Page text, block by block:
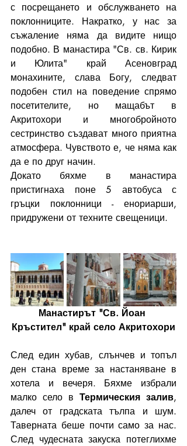
с посрещането и обслужването на
поклонниците. Накратко, у нас за
съжаление няма да видите нищо
подобно. В манастира "Св. св. Кирик
и Юлита" край Асеновград
монахините, слава Богу, следват
подобен стил на поведение спрямо
посетителите, но мащабът в
Акритохори и многобройното
сестринство създават много приятна
атмосфера. Чувството е, че няма как
да е по друг начин.
Докато бяхме в манастира
пристигнаха поне 5 автобуса с
гръцки поклонници - енориарши,
придружени от техните свещеници.
Манастирът "Св. Йоан
Кръстител" край село Акритохори
След един хубав, слънчев и топъл
ден стана време за настаняване в
хотела и вечеря. Бяхме избрали
малко село в Термическия залив,
далеч от градската тълпа и шум.
Таверната беше почти само за нас.
След чудесната закуска потеглихме